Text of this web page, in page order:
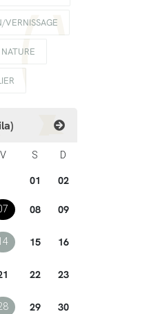
VERNISSAGE
V S D
01 02
08 09
15 16
22 23
29 30